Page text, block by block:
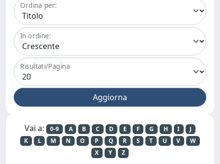
Ordina per:
In ordine:
Risultati/Pagina
Vai a: 0-9 A B C D E F G H I
J
K
L M N O P Q R S T U V
W
X
Y Z